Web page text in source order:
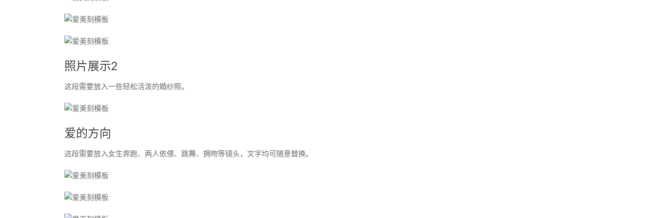
照片展示2
这段需要放入一些轻松活泼的婚纱照。
爱的方向
这段需要放入女生奔跑、两人依偎、跳舞、拥吻等镜头，文字均可随意替换。